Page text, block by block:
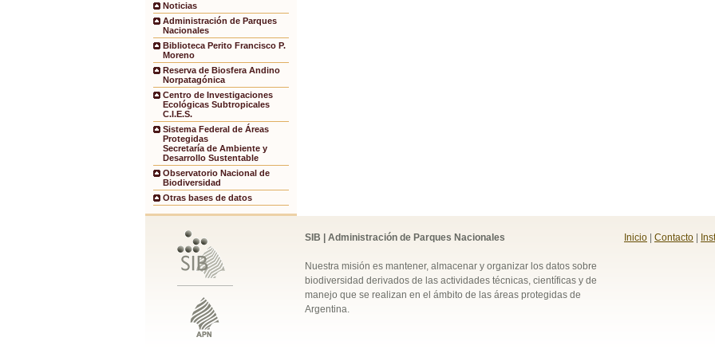
Noticias
Administración de Parques
Nacionales
Biblioteca Perito Francisco P.
Moreno
Reserva de Biosfera Andino
Norpatagónica
Centro de Investigaciones
Ecológicas Subtropicales
C.I.E.S.
Sistema Federal de Áreas
Protegidas
Secretaría de Ambiente y
Desarrollo Sustentable
Observatorio Nacional de
Biodiversidad
Otras bases de datos
SIB | Administración de Parques Nacionales
Nuestra misión es mantener, almacenar y organizar los datos sobre
biodiversidad derivados de las actividades técnicas, científicas y de
manejo que se realizan en el ámbito de las áreas protegidas de
Argentina.
Inicio Contacto